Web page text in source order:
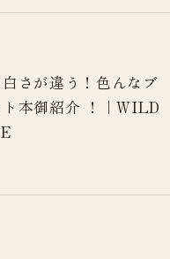
さが違う！色んなブ
ト本御紹介 ！｜WILD